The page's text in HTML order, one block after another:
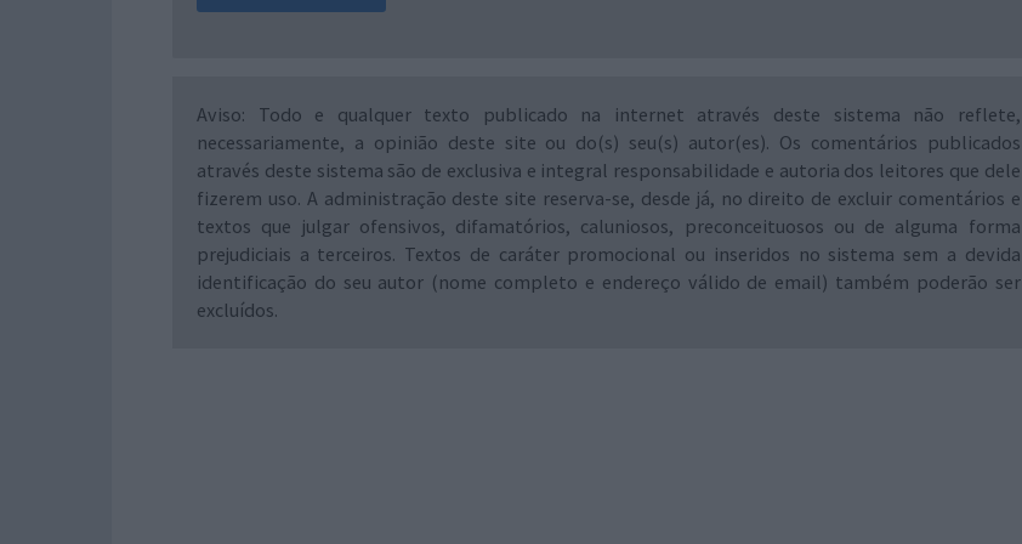
Aviso: Todo e qualquer texto publicado na internet através deste sistema não reflete,
necessariamente, a opinião deste site ou do(s) seu(s) autor(es). Os comentários publicados
através deste sistema são de exclusiva e integral responsabilidade e autoria dos leitores que dele
fizerem uso. A administração deste site reserva-se, desde já, no direito de excluir comentários e
textos que julgar ofensivos, difamatórios, caluniosos, preconceituosos ou de alguma forma
prejudiciais a terceiros. Textos de caráter promocional ou inseridos no sistema sem a devida
identificação do seu autor (nome completo e endereço válido de email) também poderão ser
excluídos.